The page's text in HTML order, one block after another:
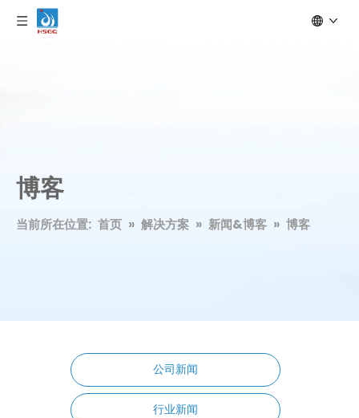
博客
当前所在位置: 首页 » 解决方案 » 新闻&博客 » 博客
公司新闻
行业新闻